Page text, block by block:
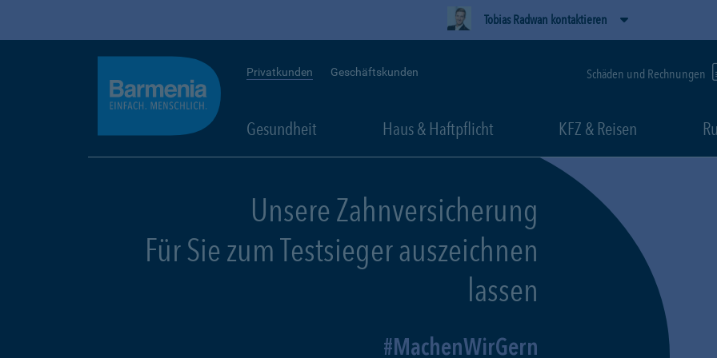
Tobias Radwan kontaktieren
Privatkunden Geschäftskunden Schäden und Rechnungen
Gesundheit Haus & Haftpflicht KFZ & Reisen
Unsere Zahnversicherung
Für Sie zum Testsieger auszeichnen
lassen
MachenWirGern